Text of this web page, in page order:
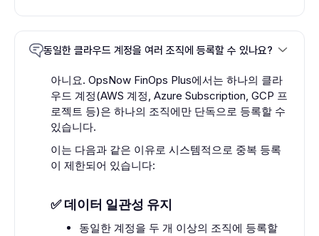
동일한 클라우드 계정을 여러 조직에 등록할 수 있나요?
아니요. OpsNow FinOps Plus에서는 하나의 클라
우드 계정(AWS 계정, Azure Subscription, GCP 프
로젝트 등)은 하나의 조직에만 단독으로 등록할 수
있습니다.
이는 다음과 같은 이유로 시스템적으로 중복 등록
이 제한되어 있습니다:
✅ 데이터 일관성 유지
동일한 계정을 두 개 이상의 조직에 등록할